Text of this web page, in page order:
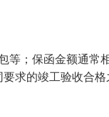
等；保函金额通常
求的竣工验收合格